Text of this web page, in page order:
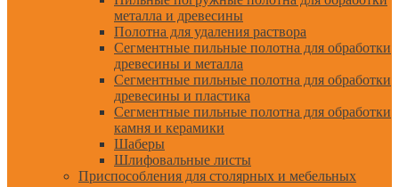
металла и древесины
Полотна для удаления раствора
Сегментные пильные полотна для обработки
древесины и металла
Сегментные пильные полотна для обработки
древесины и пластика
Сегментные пильные полотна для обработки
камня и керамики
Шаберы
Шлифовальные листы
Приспособления для столярных и мебельных